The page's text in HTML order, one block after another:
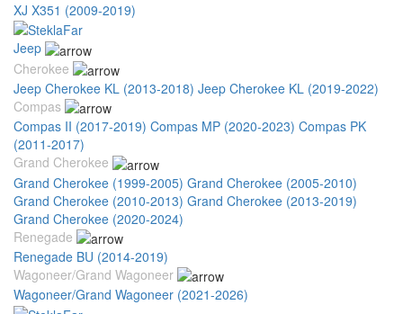
XJ X351 (2009-2019)
Jeep
Cherokee
Jeep Cherokee KL (2013-2018) Jeep Cherokee KL (2019-2022)
Compas
Compas II (2017-2019) Compas MP (2020-2023) Compas PK
(2011-2017)
Grand Cherokee
Grand Cherokee (1999-2005) Grand Cherokee (2005-2010)
Grand Cherokee (2010-2013) Grand Cherokee (2013-2019)
Grand Cherokee (2020-2024)
Renegade
Renegade BU (2014-2019)
Wagoneer/Grand Wagoneer
Wagoneer/Grand Wagoneer (2021-2026)